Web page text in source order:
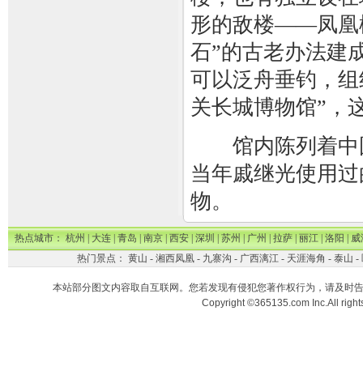
形的敌楼——凤凰
石”的古老办法建
可以泛舟垂钓，
关长城博物馆”，
馆内陈列着中
当年戚继光使用
物。
热点城市：杭州|大连|青岛|南京|西安|深圳|苏州|广州|拉萨|丽江|洛阳|威
热门景点： 黄山 - 湘西凤凰- 九寨沟 - 广西漓江- 天涯海角 - 泰山 -
本站部分图文内容取自互联网。您若发现有侵犯您著作权行为，请及时
Copyright ©365135.com Inc.All